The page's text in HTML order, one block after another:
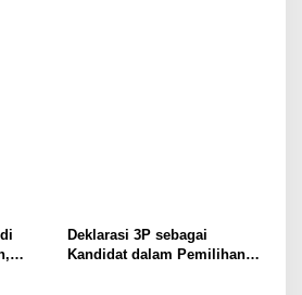
Deklarasi 3P sebagai
Kandidat dalam Pemilihan